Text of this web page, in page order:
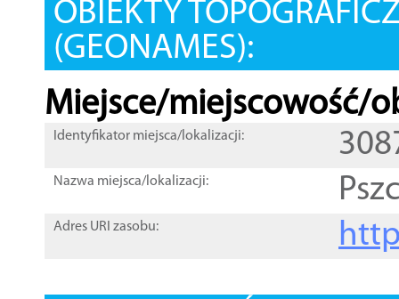
OBIEKTY
(GEONAMES):
Miejsce/miejscowość/
Identyfikator miejsca/lokalizacji:
Nazwa miejsca/lokalizacji:
Adres URI zasobu: